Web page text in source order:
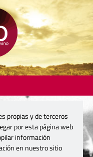
propias y de terceros
por esta página web
información
en nuestro sitio